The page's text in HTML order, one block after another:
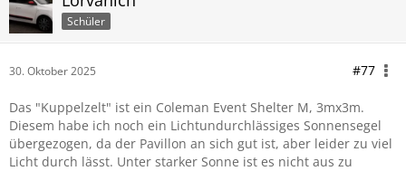
Schüler
30. Oktober 2025 #77
Das "Kuppelzelt" ist ein Coleman Event Shelter M, 3mx3m.
Diesem habe ich noch ein Lichtundurchlässiges Sonnensegel
übergezogen, da der Pavillon an sich gut ist, aber leider zu viel
Licht durch lässt. Unter starker Sonne ist es nicht aus zu